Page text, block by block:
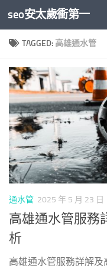
Skip to content
seo安太歲衝第一
TAGGED: 高雄通水管
通水管 2025 年 5 月 23 日
高雄通水管服務
析
高雄通水管服務詳解